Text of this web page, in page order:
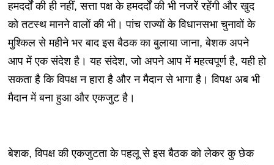
हमदर्दों की ही नहीं, सत्ता पक्ष के हमदर्दों की भी नजरें रहेंगी और खुद
को तटस्थ मानने वालों की भी। पांच राज्यों के विधानसभा चुनावों के
मुश्किल से महीने भर बाद इस बैठक का बुलाया जाना, बेशक अपने
आप में एक संदेश है। यह संदेश, जो अपने आप में महत्वपूर्ण है, यही हो
सकता है कि विपक्ष न हारा है और न मैदान से भागा है। विपक्ष अब भी
मैदान में बना हुआ और एकजुट है।
बेशक, विपक्ष की एकजुटता के पहलू से इस बैठक को लेकर कु छेक